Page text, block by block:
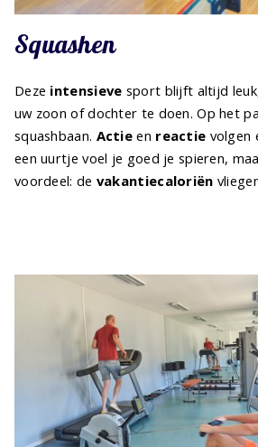
Squashen
Deze intensieve sport blijft altijd
uw zoon of dochter te doen. Op het
squashbaan. Actie en reactie volgen
een uurtje voel je goed je spieren,
voordeel: de vakantiecaloriën